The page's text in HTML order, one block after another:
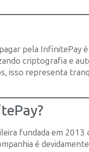
pela InfinitePay
criptografia e
isso representa
fundada em 2013
é